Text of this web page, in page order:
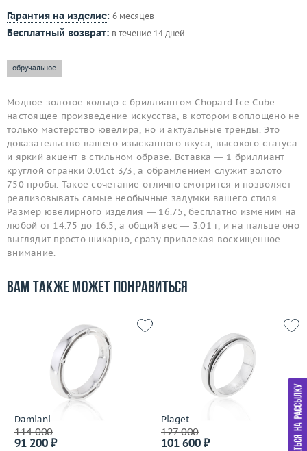
Гарантия на изделие: 6 месяцев
Бесплатный возврат: в течение 14 дней
обручальное
Модное золотое кольцо с бриллиантом Chopard Ice Cube —
настоящее произведение искусства, в котором воплощено не
только мастерство ювелира, но и актуальные тренды. Это
доказательство вашего изысканного вкуса, высокого статуса
и яркий акцент в стильном образе. Вставка — 1 бриллиант
круглой огранки 0.01ct 3/3, а обрамлением служит золото
750 пробы. Такое сочетание отлично смотрится и позволяет
реализовывать самые необычные задумки вашего стиля.
Размер ювелирного изделия — 16.75, бесплатно изменим на
любой от 14.75 до 16.5, а общий вес — 3.01 г, и на пальце оно
выглядит просто шикарно, сразу привлекая восхищенное
внимание.
Вам также может понравиться
Damiani
114 000
91 200 ₽
Piaget
127 000
101 600 ₽